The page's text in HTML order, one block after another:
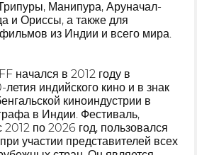
Манипура, Аруначал-
и Ориссы, а также для
из Индии и всего мира.
начался в 2012 году в
индийского кино и в знак
киноиндустрии в
в Индии. Фестиваль,
по 2026 год, пользовался
участии представителей всех